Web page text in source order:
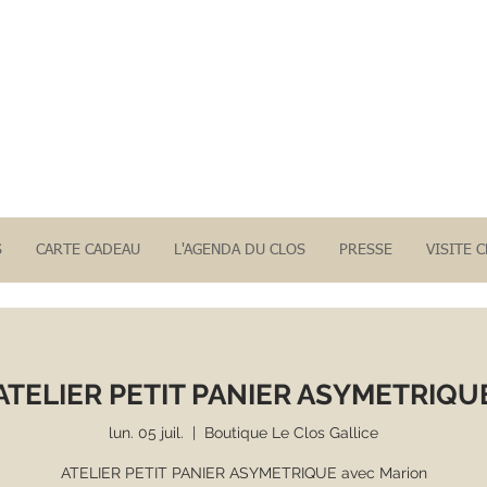
CARTE CADEAU L'AGENDA DU CLOS PRESSE VISITE
PETIT PANIER
lun. 05 juil. Boutique Le Clos Gallice
ATELIER PETIT PANIER ASYMETRIQUE avec Marion